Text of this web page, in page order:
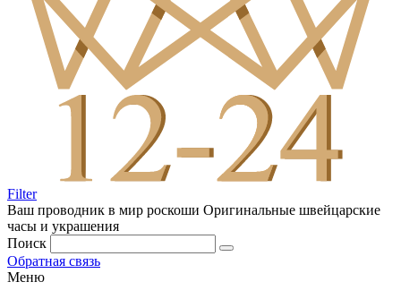
Filter
Ваш проводник в мир роскоши Оригинальные швейцарские
часы и украшения
Поиск
Обратная связь
Меню